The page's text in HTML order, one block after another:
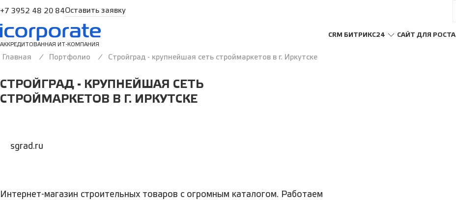
+7 3952 48 20 84Оставить заявку
АККРЕДИТОВАННАЯ ИТ-КОМПАНИЯ
CRM БИТРИКС24 САЙТ ДЛЯ РОСТА
Главная Портфолио Стройград - крупнейшая сеть строймаркетов в г. Иркутске
СТРОЙГРАД - КРУПНЕЙШАЯ СЕТЬ
СТРОЙМАРКЕТОВ В Г. ИРКУТСКЕ
sgrad.ru
Интернет-магазин строительных товаров с огромным каталогом. Работаем